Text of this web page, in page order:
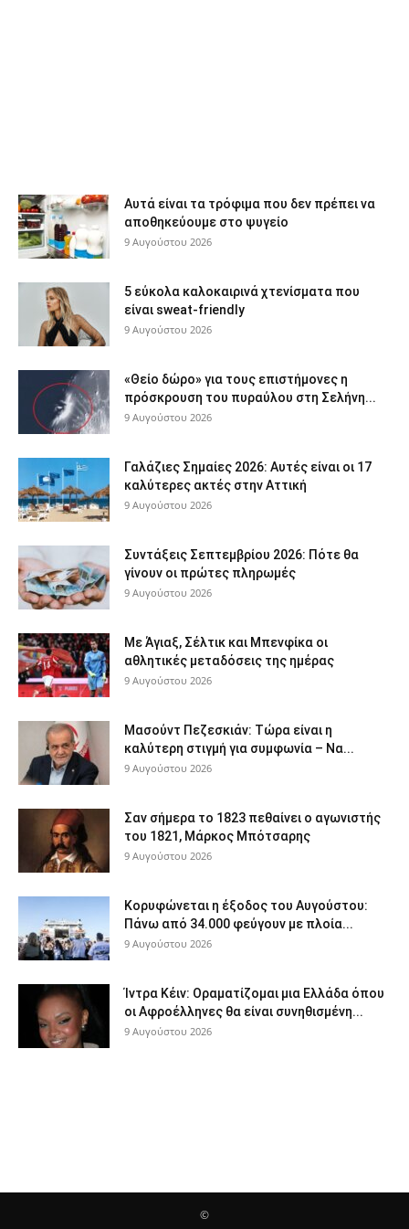
Αυτά είναι τα τρόφιμα που δεν πρέπει να
αποθηκεύουμε στο ψυγείο
9 Αυγούστου 2026
5 εύκολα καλοκαιρινά χτενίσματα που
είναι sweat-friendly
9 Αυγούστου 2026
«Θείο δώρο» για τους επιστήμονες η
πρόσκρουση του πυραύλου στη Σελήνη...
9 Αυγούστου 2026
Γαλάζιες Σημαίες 2026: Αυτές είναι οι 17
καλύτερες ακτές στην Αττική
9 Αυγούστου 2026
Συντάξεις Σεπτεμβρίου 2026: Πότε θα
γίνουν οι πρώτες πληρωμές
9 Αυγούστου 2026
Με Άγιαξ, Σέλτικ και Μπενφίκα οι
αθλητικές μεταδόσεις της ημέρας
9 Αυγούστου 2026
Μασούντ Πεζεσκιάν: Τώρα είναι η
καλύτερη στιγμή για συμφωνία – Να...
9 Αυγούστου 2026
Σαν σήμερα το 1823 πεθαίνει ο αγωνιστής
του 1821, Μάρκος Μπότσαρης
9 Αυγούστου 2026
Κορυφώνεται η έξοδος του Αυγούστου:
Πάνω από 34.000 φεύγουν με πλοία...
9 Αυγούστου 2026
Ίντρα Κέιν: Οραματίζομαι μια Ελλάδα όπου
οι Αφροέλληνες θα είναι συνηθισμένη...
9 Αυγούστου 2026
©